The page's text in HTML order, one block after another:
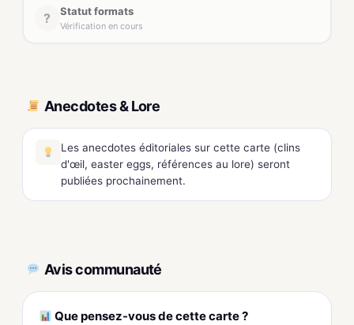
? Statut formats
Vérification en cours
Anecdotes & Lore
Les anecdotes éditoriales sur cette carte (clins
d'œil, easter eggs, références au lore) seront
publiées prochainement.
Avis communauté
Que pensez-vous de cette carte ?